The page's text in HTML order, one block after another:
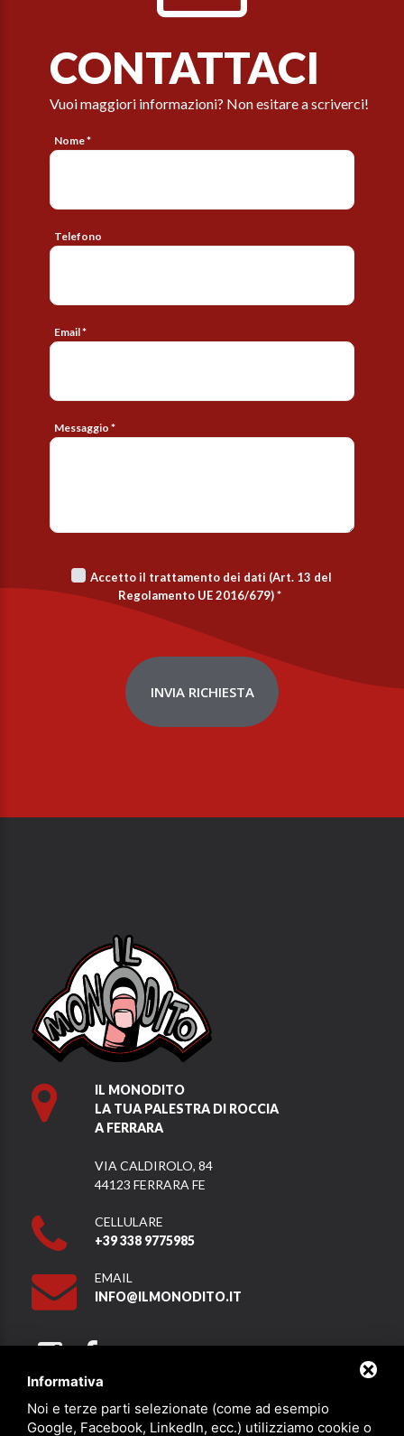
CONTATTACI
Vuoi maggiori informazioni? Non esitare a scriverci!
Nome *
Telefono
Email *
Messaggio *
Accetto il trattamento dei dati (Art. 13 del
Regolamento UE 2016/679)*
INVIA RICHIESTA
IL MONODITO
LA TUA PALESTRA DI ROCCIA
A FERRARA
VIA CALDIROLO, 84
44123 FERRARA FE
CELLULARE
+39 338 9775985
EMAIL
INFO@ILMONODITO.IT
Partner
Informativa
Noi e terze parti selezionate (come ad esempio
Google, Facebook, LinkedIn, ecc.) utilizziamo cookie o